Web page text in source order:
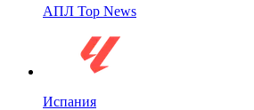
АПЛ Top News
Испания